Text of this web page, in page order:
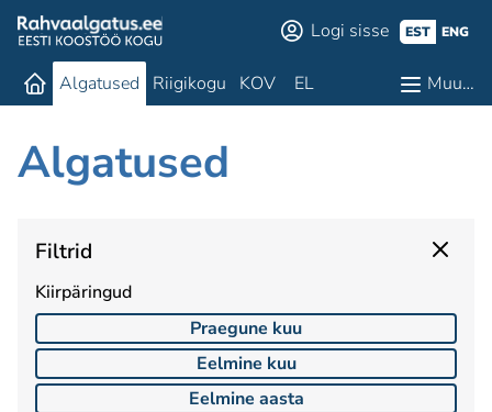
Logi sisse EST ENG
Algatused Riigikogu KOV EL Muu…
Algatused
Filtrid
Kiirpäringud
Praegune kuu
Eelmine kuu
Eelmine aasta